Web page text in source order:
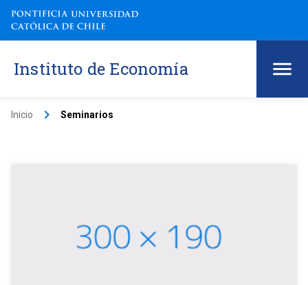
Instituto de Economía
Inicio keyboard_arrow_right Seminarios